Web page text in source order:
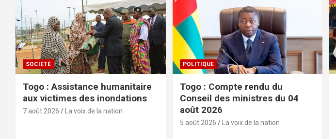
SOCIÉTÉ
Togo : Assistance humanitaire
aux victimes des inondations
7 août 2026 La voix de la nation
POLITIQUE
Togo : Compte rendu du
Conseil des ministres du 04
août 2026
5 août 2026 La voix de la nation